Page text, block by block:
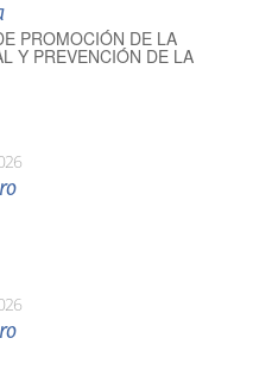
PROMOCIÓN DE LA
Y PREVENCIÓN DE LA